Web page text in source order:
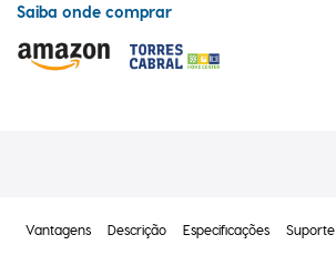
Saiba onde comprar
Vantagens Descrição Especificações Suporte